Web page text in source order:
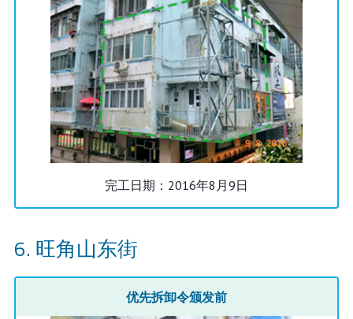
完工日期：2016年8月9日
旺角山东街
优先拆卸令颁发前